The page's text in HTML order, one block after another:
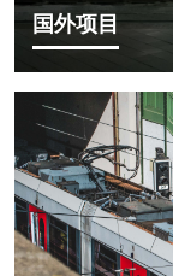
国外项目